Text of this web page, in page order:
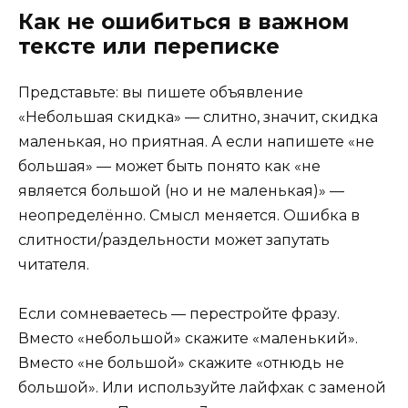
Как не ошибиться в важном
тексте или переписке
Представьте: вы пишете объявление
«Небольшая скидка» — слитно, значит, скидка
маленькая, но приятная. А если напишете «не
большая» — может быть понято как «не
является большой (но и не маленькая)» —
неопределённо. Смысл меняется. Ошибка в
слитности/раздельности может запутать
читателя.
Если сомневаетесь — перестройте фразу.
Вместо «небольшой» скажите «маленький».
Вместо «не большой» скажите «отнюдь не
большой». Или используйте лайфхак с заменой